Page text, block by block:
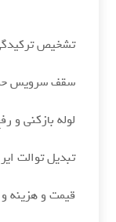
تشخیص
سقف سرویس
لوله بازکنی و
تبدیل توالت
قیمت و هزینه و